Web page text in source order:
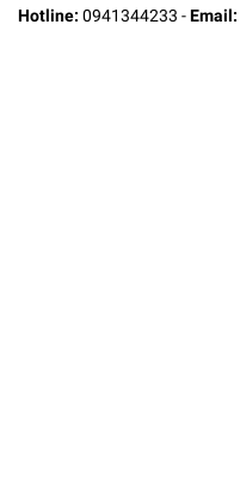
Hotline: 0941344233 -Email: